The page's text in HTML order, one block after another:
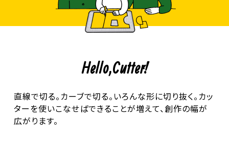
Hello,Cutter!
直線で切る。カーブで切る。いろんな形に切り抜く。 カッ
ターを使いこなせばできることが増えて、 創作の幅が
広がります。